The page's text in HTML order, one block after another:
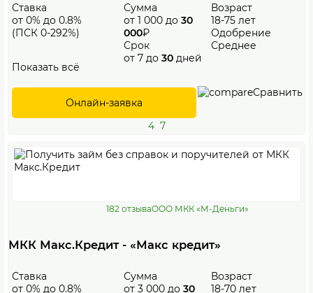
Ставка
от 0% до 0.8%
(ПСК 0-292%)
Сумма
от 1 000 до 30
000₽
Срок
от 7 до 30 дней
Возраст
18-75 лет
Одобрение
Среднее
Показать всё
Онлайн-заявка
Сравнить
4 7
182 отзываООО МКК «М-Деньги»
МКК Макс.Кредит - «Макс кредит»
Ставка
от 0% до 0.8%
Сумма
от 3 000 до 30
Возраст
18-70 лет